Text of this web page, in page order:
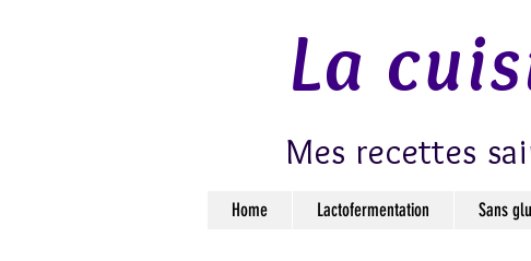
La
Mes recettes
Home Lactofermentation Sans